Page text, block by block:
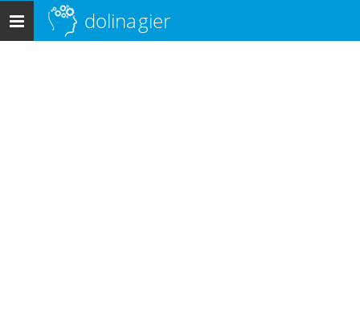
Menu
główne
dolinagier